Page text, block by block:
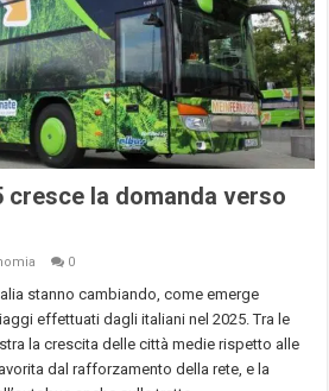
cresce la domanda verso
0
stanno cambiando, come emerge
effettuati dagli italiani nel 2025. Tra le
la crescita delle città medie rispetto alle
dal rafforzamento della rete, e la